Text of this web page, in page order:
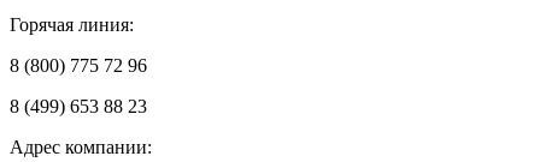
Горячая линия:
8 (800) 775 72 96
8 (499) 653 88 23
Адрес компании: